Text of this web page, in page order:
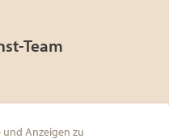
Team
Anzeigen zu